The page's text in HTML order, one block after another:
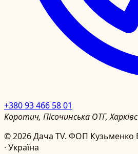
+380 93 466 58 01
Коротич, Пісочинська ОТГ,
©2026Дача TV. ФОП Кузьменко
· Україна